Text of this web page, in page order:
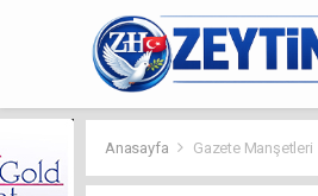
Anasayfa Gazete Manşetleri